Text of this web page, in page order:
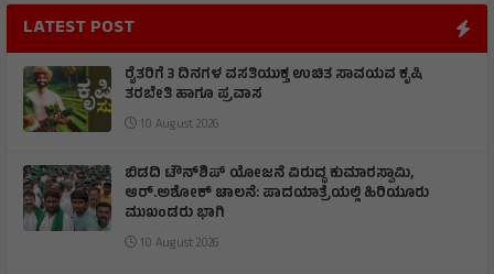
LATEST POST
ರೈತರಿಗೆ 3 ದಿನಗಳ ವಸತಿಯುಕ್ತ ಉಚಿತ ಸಾವಯವ ಕೃಷಿ
ತರಬೇತಿ ಹಾಗೂ ಪ್ರವಾಸ
10 August 2026
ಬಿಡದಿ ಟೌನ್‌ಶಿಪ್‌ ಯೋಜನೆ ವಿರುದ್ಧ ಕುಮಾರಸ್ವಾಮಿ,
ಆರ್.ಅಶೋಕ್ ಚಾಲನೆ: ಪಾದಯಾತ್ರೆಯಲ್ಲಿ ಹಿರಿಯೂರು
ಮುಖಂಡರು ಭಾಗಿ
10 August 2026